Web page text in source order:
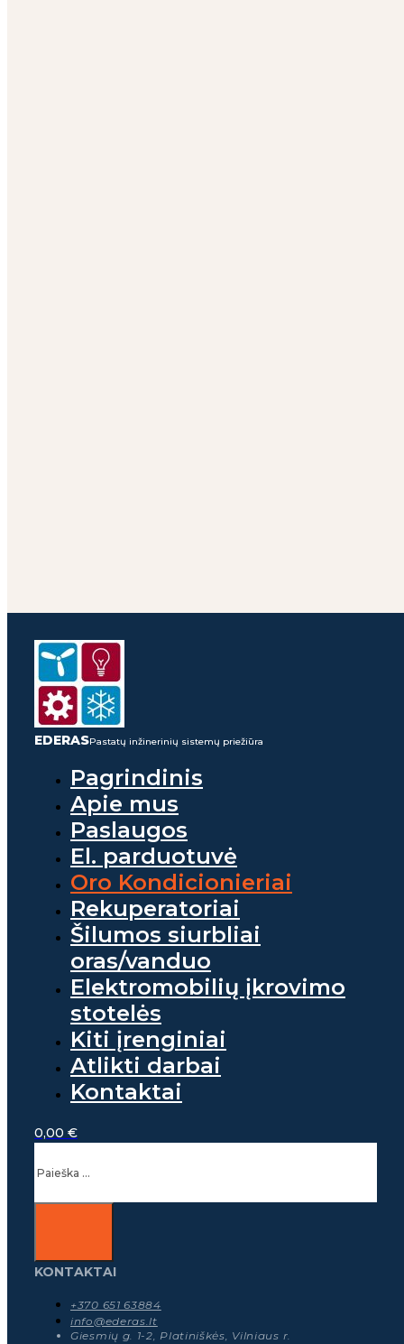
EDERASPastatų inžinerinių sistemų priežiūra
Pagrindinis
Apie mus
Paslaugos
El. parduotuvė
Oro Kondicionieriai
Rekuperatoriai
Šilumos siurbliai
oras/vanduo
Elektromobilių įkrovimo
stotelės
Kiti įrenginiai
Atlikti darbai
Kontaktai
0,00 €
KONTAKTAI
+370 651 63884
info@ederas.lt
Giesmių g. 1-2, Platiniškės, Vilniaus r.